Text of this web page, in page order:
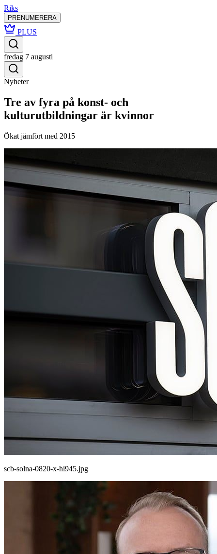
Riks
PRENUMERERA
PLUS
fredag 7 augusti
Nyheter
Tre av fyra på konst- och
kulturutbildningar är kvinnor
Ökat jämfört med 2015
scb-solna-0820-x-hi945.jpg